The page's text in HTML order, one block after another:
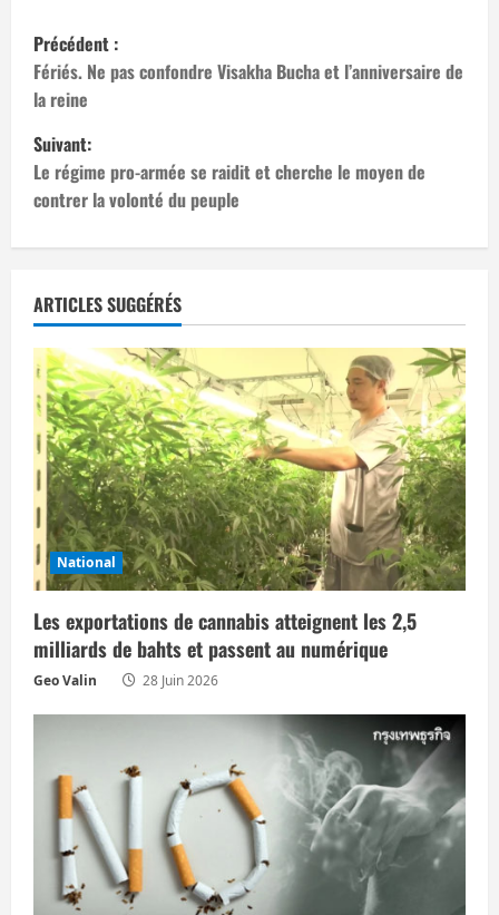
N
a
v
i
g
t
i
o
n
d
’
a
r
t
i
Précédent :
Fériés. Ne pas confondre Visakha Bucha et l’anniversaire de
la reine
Suivant:
Le régime pro-armée se raidit et cherche le moyen de
contrer la volonté du peuple
ARTICLES SUGGÉRÉS
National
Les exportations de cannabis atteignent les 2,5
milliards de bahts et passent au numérique
Geo Valin 28 Juin 2026